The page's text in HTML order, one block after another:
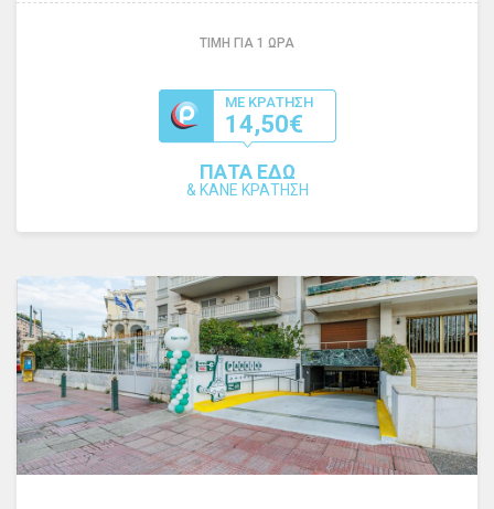
ΤΙΜΗ ΓΙΑ 1 ΩΡΑ
14,50€
ΠΑΤΑ ΕΔΩ
& ΚΑΝΕ ΚΡΑΤΗΣΗ